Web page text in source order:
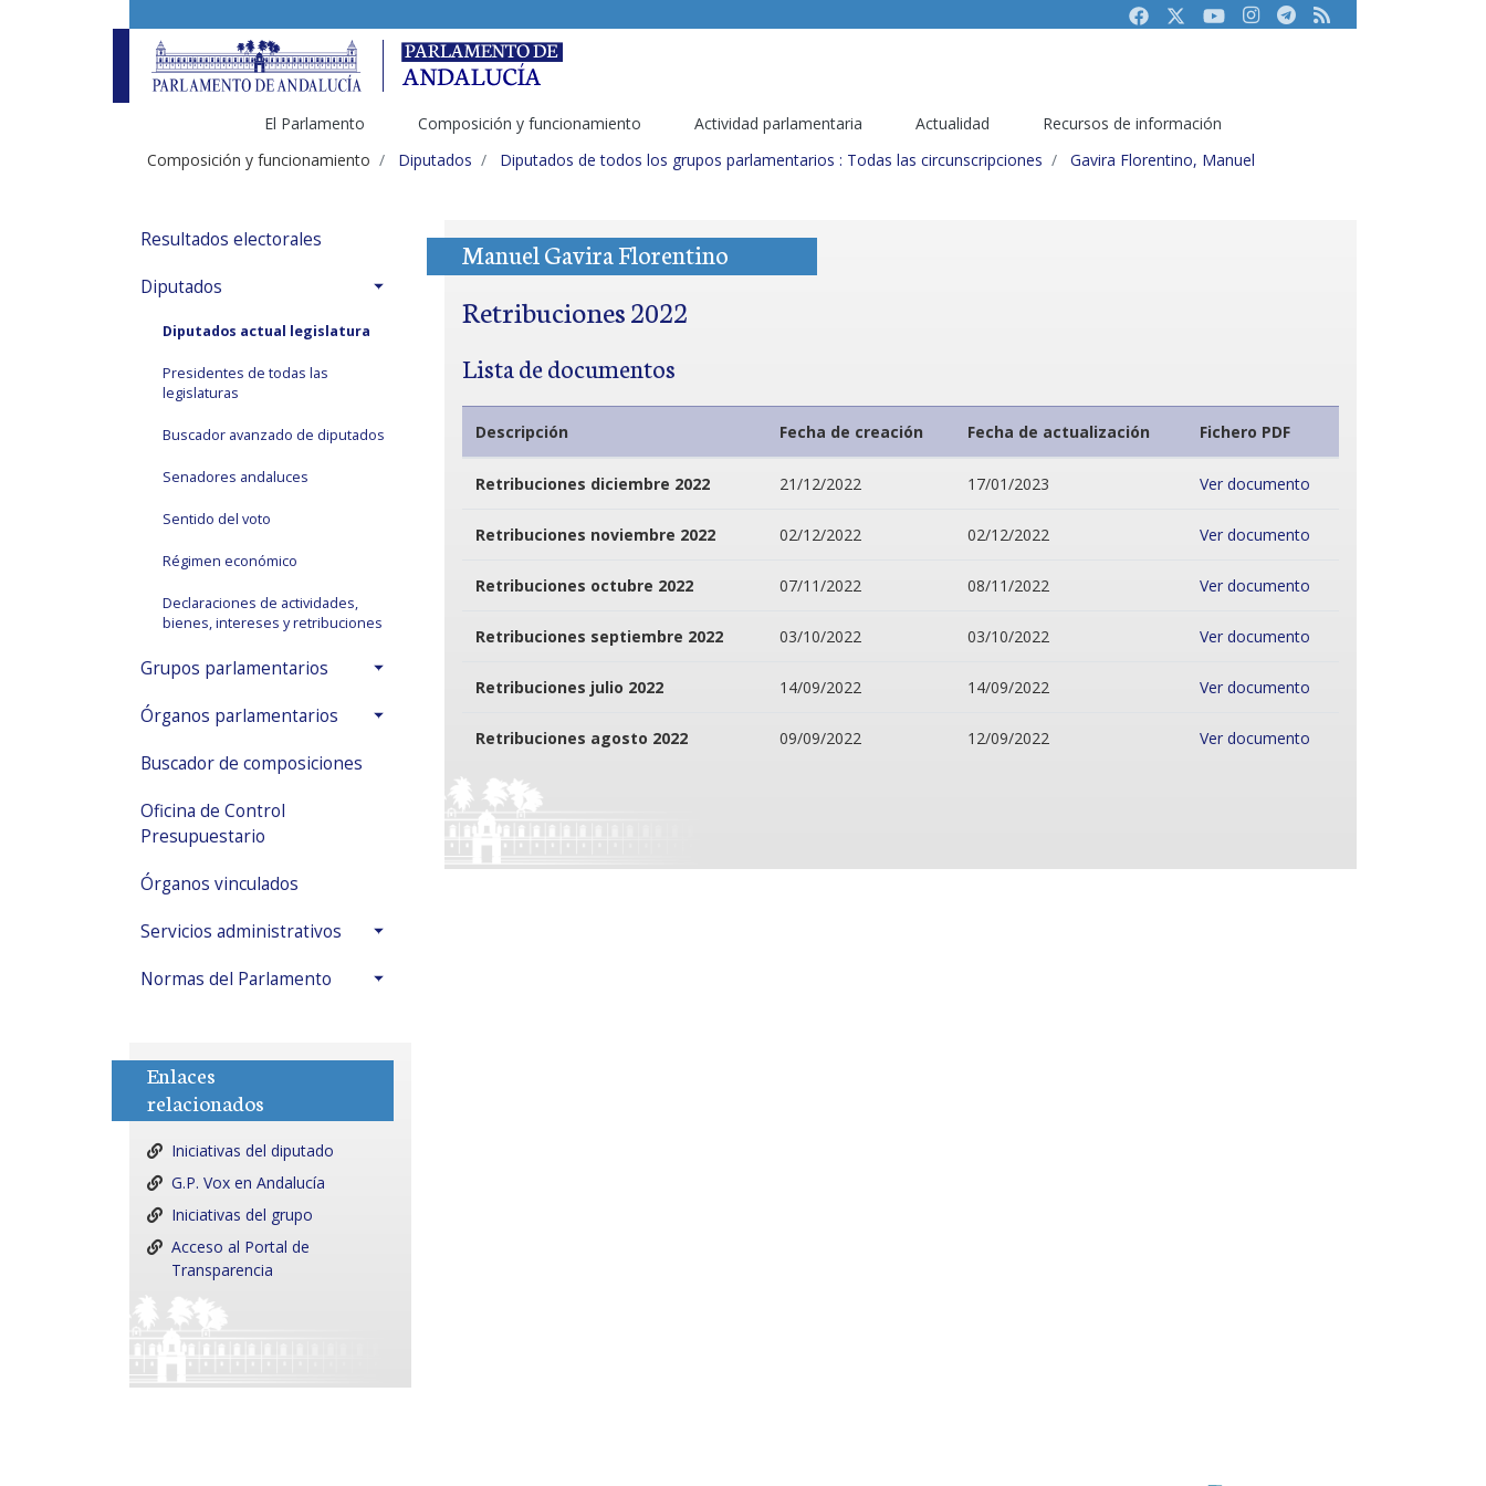
FacebookTwitterYoutubeInstagram
Telegram
RSS
El Parlamento Composición y funcionamiento Actividad parlamentaria Actualidad
Recursos de información
Composición y funcionamiento
Diputados Diputados de todos los grupos parlamentarios : Todas las circunscripciones Gavira Florentino, Manuel
Resultados electorales
Diputados
Diputados actual legislatura
Presidentes de todas las
legislaturas
Buscador avanzado de diputados
Senadores andaluces
Sentido del voto
Régimen económico
Declaraciones de actividades,
bienes, intereses y retribuciones
Grupos parlamentarios
Órganos parlamentarios
Buscador de composiciones
Oficina de Control
Presupuestario
Órganos vinculados
Servicios administrativos
Normas del Parlamento
Enlaces
relacionados
Iniciativas del diputado
G.P. Vox en Andalucía
Iniciativas del grupo
Acceso al Portal de
Transparencia
Manuel Gavira Florentino
Retribuciones 2022
Lista de documentos
Descripción Fecha de creación Fecha de actualización Fichero PDF
Retribuciones diciembre 2022 21/12/2022 17/01/2023 Ver documento
Retribuciones noviembre 2022 02/12/2022 02/12/2022 Ver documento
Retribuciones octubre 2022 07/11/2022 08/11/2022 Ver documento
Retribuciones septiembre 2022 03/10/2022 03/10/2022 Ver documento
Retribuciones julio 2022 14/09/2022 14/09/2022 Ver documento
Retribuciones agosto 2022 09/09/2022 12/09/2022 Ver documento